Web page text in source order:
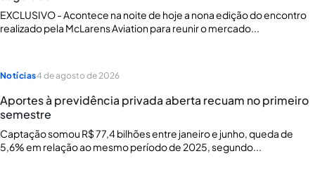
EXCLUSIVO - Acontece na noite de hoje a nona edição do encontro
realizado pela McLarens Aviation para reunir o mercado...
Notícias4 de agosto de 2026
Aportes à previdência privada aberta recuam no primeiro
semestre
Captação somou R$ 77,4 bilhões entre janeiro e junho, queda de
5,6% em relação ao mesmo período de 2025, segundo...